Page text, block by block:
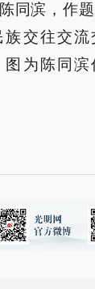
同滨，作
族交往交
为陈同滨